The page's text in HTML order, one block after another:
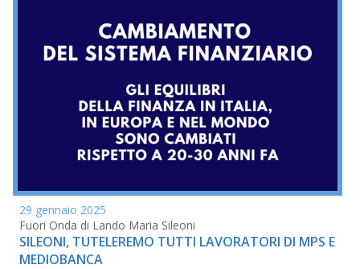
29 gennaio 2025
Fuori Onda di Lando Maria Sileoni
SILEONI, TUTELEREMO TUTTI LAVORATORI DI MPS E
MEDIOBANCA